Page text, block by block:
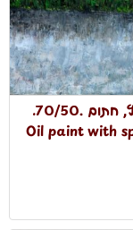
צבעי שמן בשפכטל על נייר מיוחד מוצמד לעץ, חתום .70/50.
Oil paint with